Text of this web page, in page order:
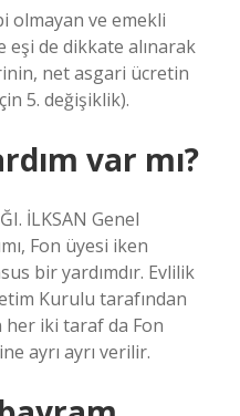
olmayan ve emekli
eşi de dikkate alınarak
net asgari ücretin
5. değişiklik).
var mı?
İLKSAN Genel
Fon üyesi iken
bir yardımdır. Evlilik
Kurulu tarafından
her iki taraf da Fon
ayrı ayrı verilir.